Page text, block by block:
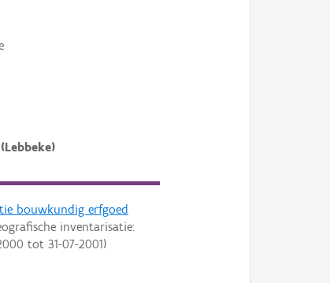
bouwkundig erfgoed
inventarisatie:
tot 31-07-2001)